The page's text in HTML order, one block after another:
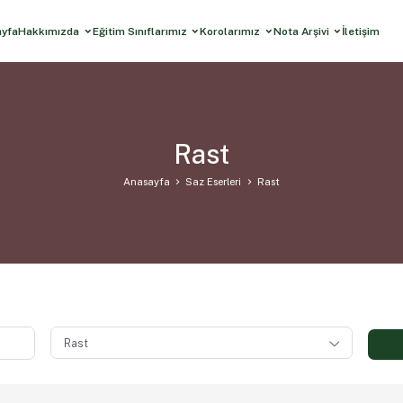
Hakkımızda Eğitim Sınıflarımız Korolarımız Nota Arşivi İletişim
Rast
Anasayfa Saz Eserleri Rast